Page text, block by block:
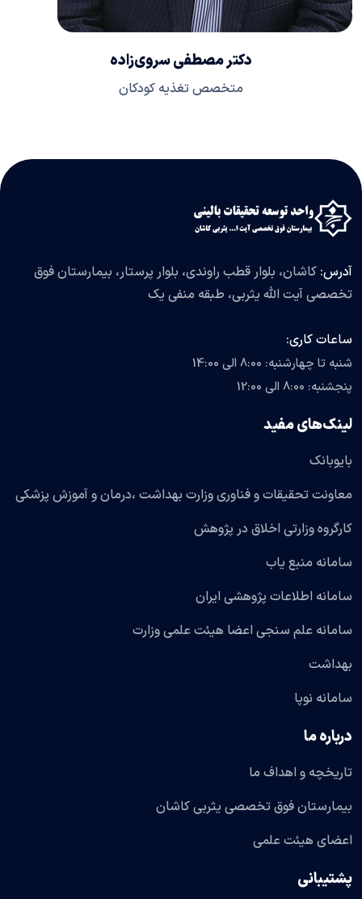
دکتر مصطفی سروی‌زاده
متخصص تغذیه کودکان
آدرس: کاشان، بلوار قطب راوندی، بلوار پرستار، بیمارستان فوق
تخصصی آیت الله یثربی، طبقه منفی یک
ساعات کاری:
شنبه تا چهارشنبه: 8:00 الی 14:00
پنجشنبه: 8:00 الی 12:00
لینک‌های مفید
بایوبانک
معاونت تحقیقات و فناوری وزارت بهداشت ،درمان و آموزش پزشکی
کارگروه وزارتی اخلاق در پژوهش
سامانه منبع یاب
سامانه اطلاعات پژوهشی ایران
سامانه علم سنجی اعضا هیئت علمی وزارت
بهداشت
سامانه نوپا
درباره ما
تاریخچه و اهداف ما
بیمارستان فوق تخصصی یثربی کاشان
اعضای هیئت علمی
پشتیبانی